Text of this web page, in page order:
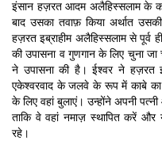
इंसान हज़रत आदम अलैहिस्सलाम के
बाद उसका तवाफ़ किया अर्थात
हज़रत इब्राहीम अलैहिस्सलाम से
की उपासना व गुणगान के लिए चुना
ने उपासना की है। ईश्वर ने हज़रत
एकेश्वरवाद के जलवे के रूप में काबे का
के लिए वहां बुलाएं। उन्होंने अपनी
ताकि वे वहां नमाज़ स्थापित करें और
रहे।